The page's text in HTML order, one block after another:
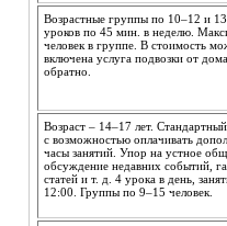
Возрастные группы по 10–12 и
уроков по 45 мин. в неделю.
человек в группе. В стоимость
включена услуга подвозки от
обратно.
Возраст – 14–17 лет.
с возможностью оплачивать
часы занятий. Упор на устное
обсуждение недавних событий,
статей и т. д. 4 урока в день,
12:00. Группы по 9–15 человек.